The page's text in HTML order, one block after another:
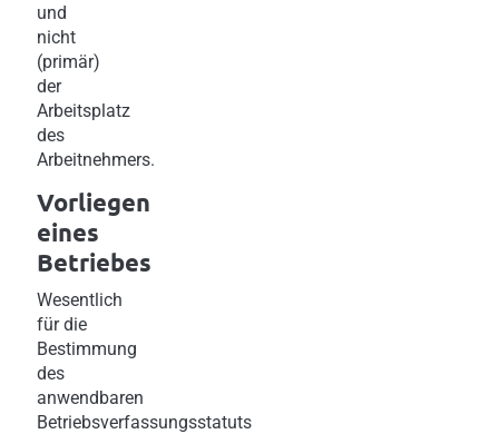
und
nicht
(primär)
der
Arbeitsplatz
des
Arbeitnehmers.
Vorliegen
eines
Betriebes
Wesentlich
für die
Bestimmung
des
anwendbaren
Betriebsverfassungsstatuts